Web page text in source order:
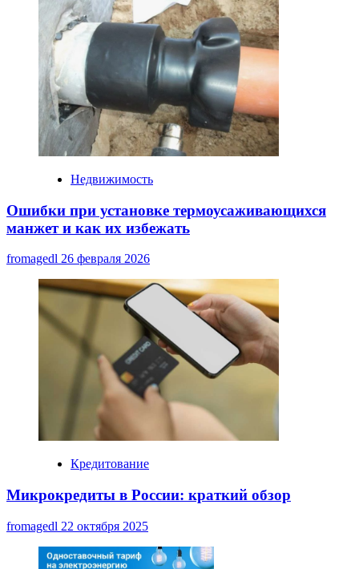
Недвижимость
Ошибки при установке термоусаживающихся
манжет и как их избежать
fromagedl 26 февраля 2026
Кредитование
Микрокредиты в России: краткий обзор
fromagedl 22 октября 2025